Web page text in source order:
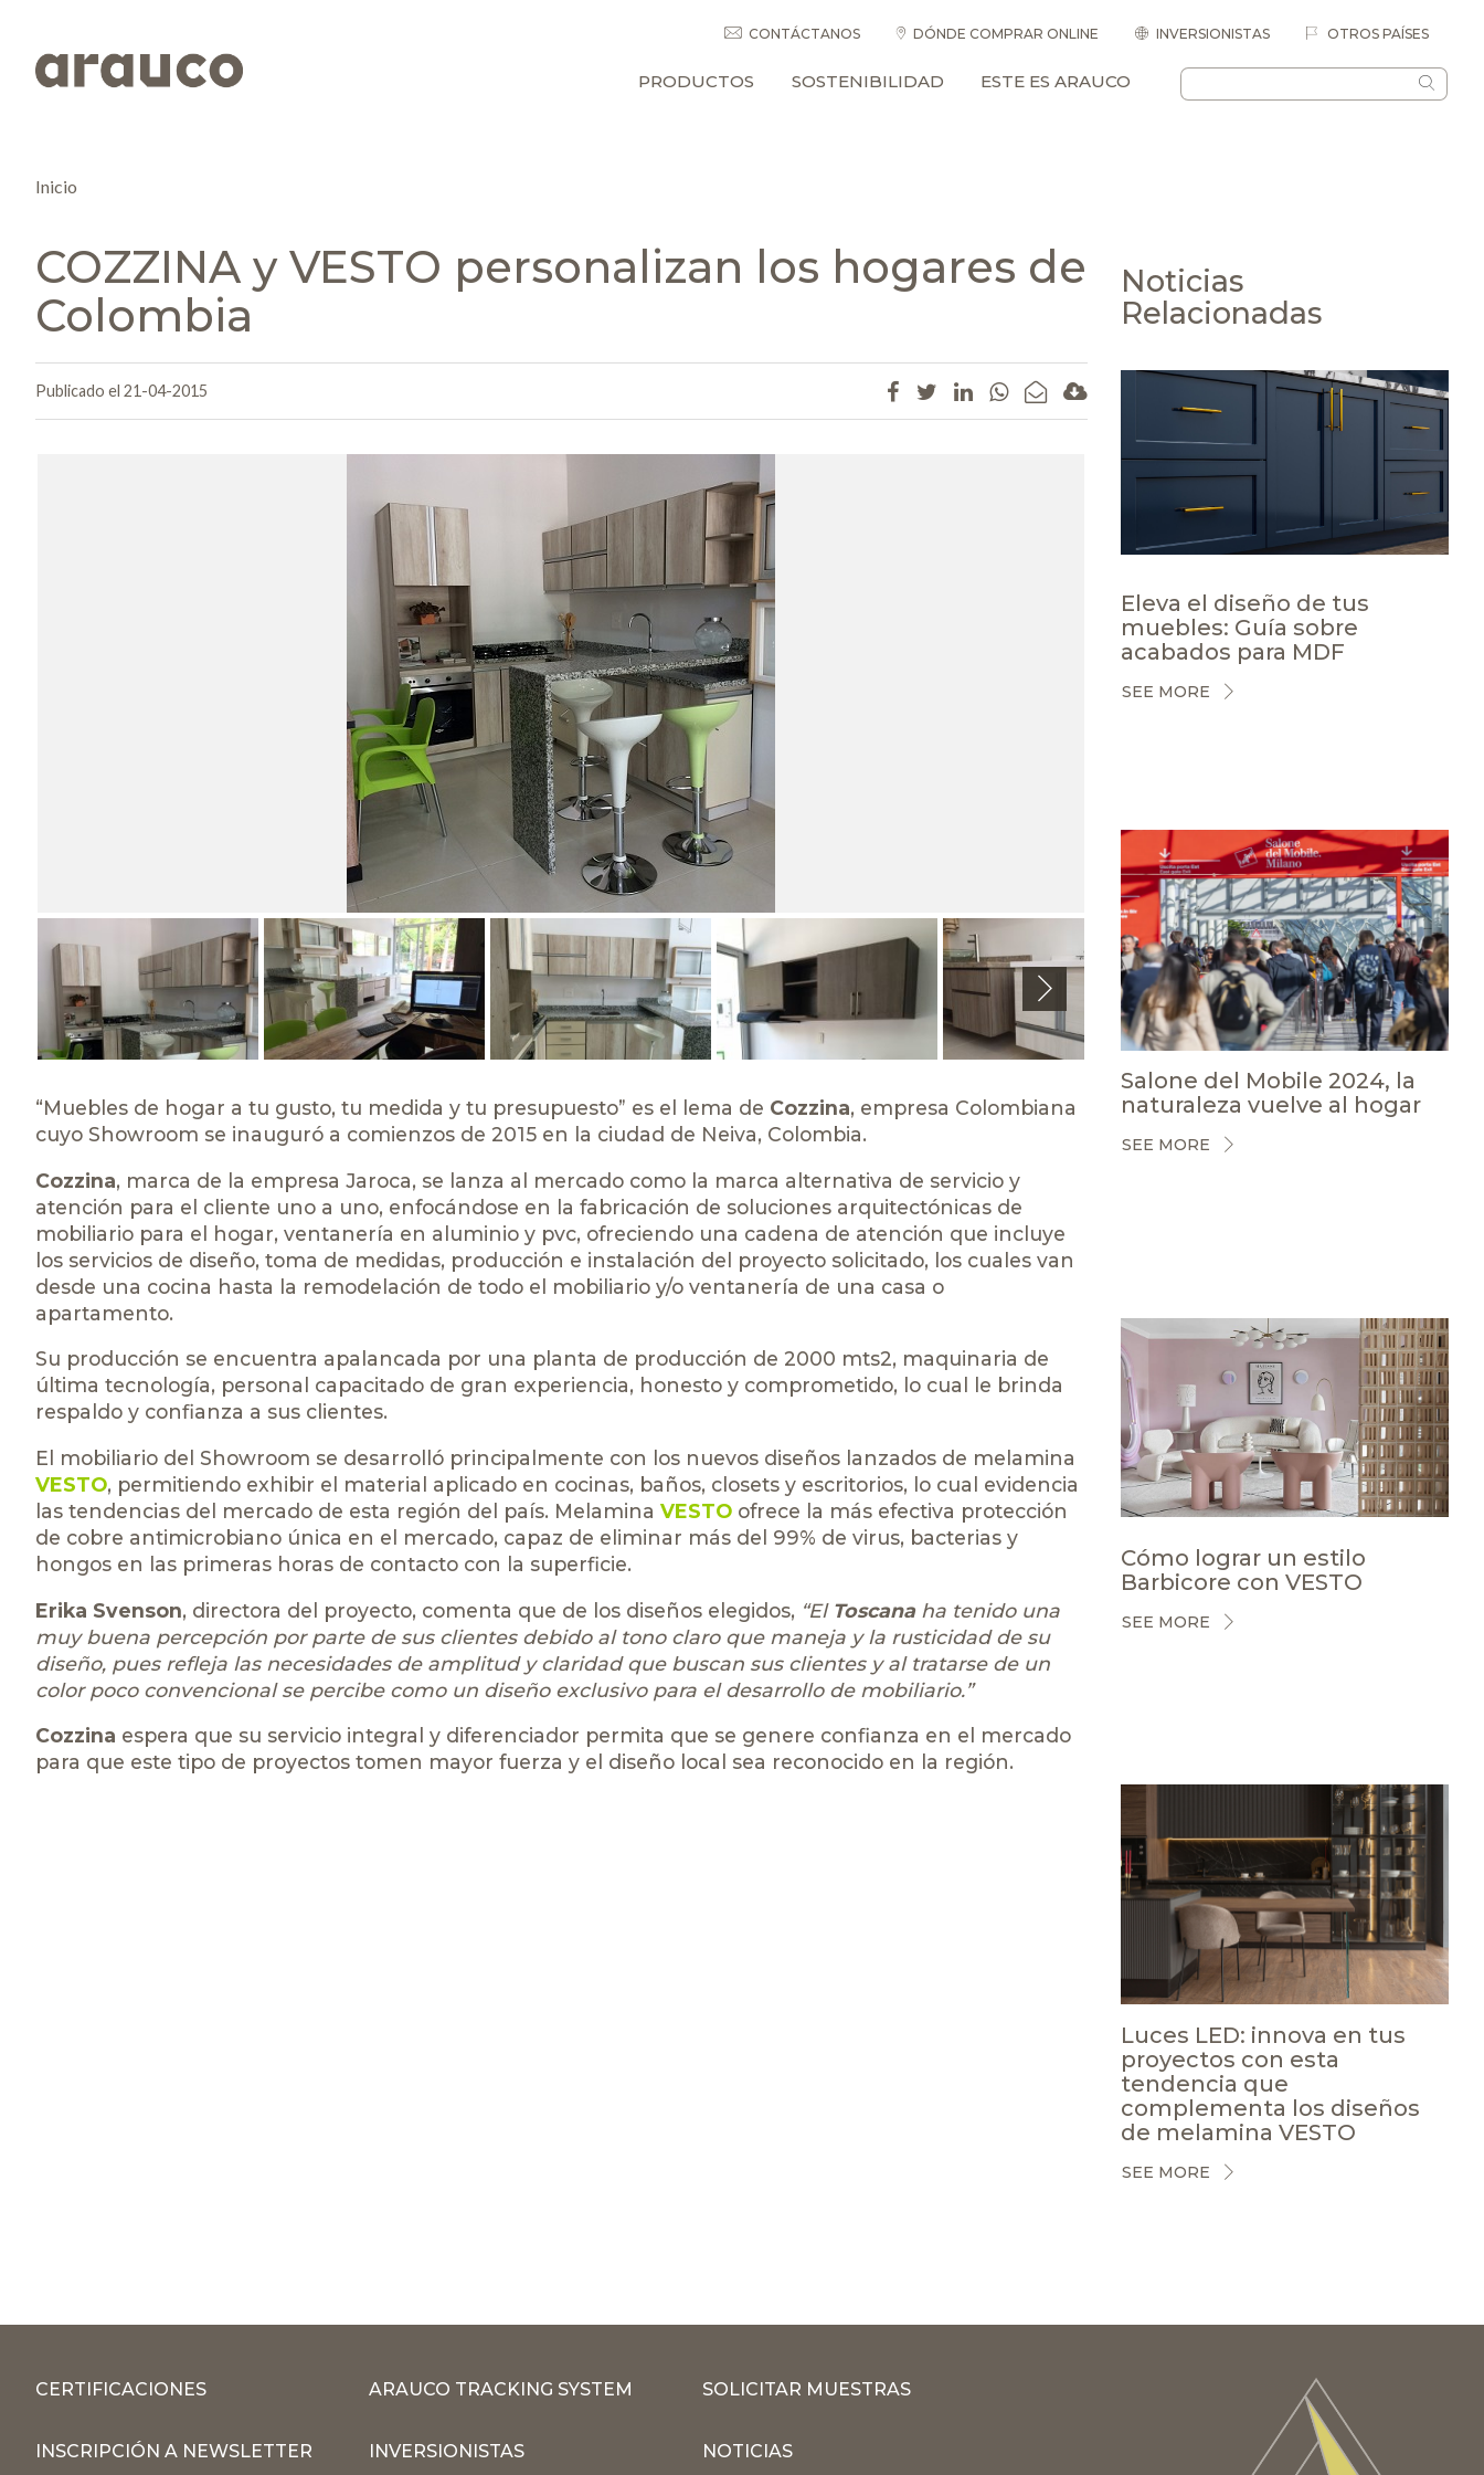
CONTÁCTANOS DÓNDE COMPRAR ONLINE INVERSIONISTAS OTROS PAÍSES
PRODUCTOS SOSTENIBILIDAD ESTE ES ARAUCO
Inicio
COZZINA y VESTO personalizan los hogares de
Colombia
Publicado el 21-04-2015
Next
“Muebles de hogar a tu gusto, tu medida y tu presupuesto” es el lema de Cozzina, empresa Colombiana
cuyo Showroom se inauguró a comienzos de 2015 en la ciudad de Neiva, Colombia.
Cozzina, marca de la empresa Jaroca, se lanza al mercado como la marca alternativa de servicio y
atención para el cliente uno a uno, enfocándose en la fabricación de soluciones arquitectónicas de
mobiliario para el hogar, ventanería en aluminio y pvc, ofreciendo una cadena de atención que incluye
los servicios de diseño, toma de medidas, producción e instalación del proyecto solicitado, los cuales van
desde una cocina hasta la remodelación de todo el mobiliario y/o ventanería de una casa o
apartamento.
Su producción se encuentra apalancada por una planta de producción de 2000 mts2, maquinaria de
última tecnología, personal capacitado de gran experiencia, honesto y comprometido, lo cual le brinda
respaldo y confianza a sus clientes.
El mobiliario del Showroom se desarrolló principalmente con los nuevos diseños lanzados de melamina
VESTO, permitiendo exhibir el material aplicado en cocinas, baños, closets y escritorios, lo cual evidencia
las tendencias del mercado de esta región del país. Melamina VESTO ofrece la más efectiva protección
de cobre antimicrobiano única en el mercado, capaz de eliminar más del 99% de virus, bacterias y
hongos en las primeras horas de contacto con la superficie.
Erika Svenson, directora del proyecto, comenta que de los diseños elegidos, “El Toscanaha tenido una
muy buena percepción por parte de sus clientes debido al tono claro que maneja y la rusticidad de su
diseño, pues refleja las necesidades de amplitud y claridad que buscan sus clientes y al tratarse de un
color poco convencional se percibe como un diseño exclusivo para el desarrollo de mobiliario.”
Cozzina espera que su servicio integral y diferenciador permita que se genere confianza en el mercado
para que este tipo de proyectos tomen mayor fuerza y el diseño local sea reconocido en la región.
Noticias
Relacionadas
Eleva el diseño de tus
muebles: Guía sobre
acabados para MDF
SEE MORE
Salone del Mobile 2024, la
naturaleza vuelve al hogar
SEE MORE
Cómo lograr un estilo
Barbicore con VESTO
SEE MORE
Luces LED: innova en tus
proyectos con esta
tendencia que
complementa los diseños
de melamina VESTO
SEE MORE
CERTIFICACIONES ARAUCO TRACKING SYSTEM SOLICITAR MUESTRAS
INSCRIPCIÓN A NEWSLETTER INVERSIONISTAS NOTICIAS